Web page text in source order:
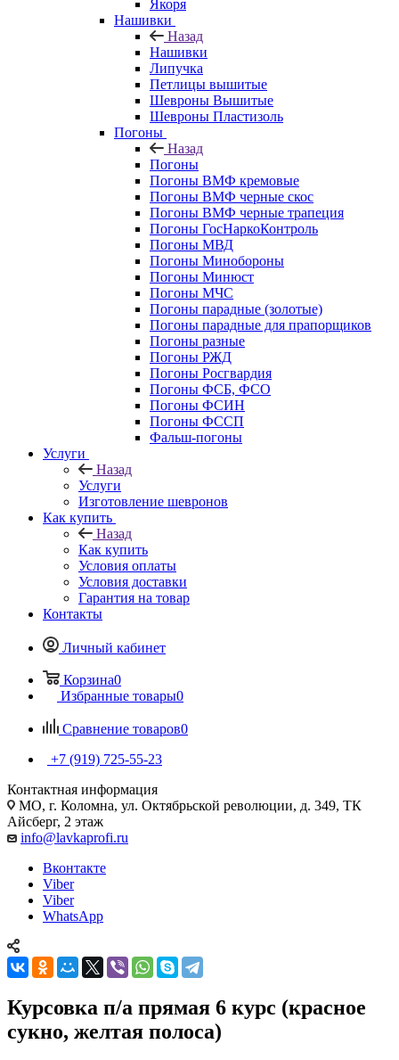
Якоря
Нашивки
Назад
Нашивки
Липучка
Петлицы вышитые
Шевроны Вышитые
Шевроны Пластизоль
Погоны
Назад
Погоны
Погоны ВМФ кремовые
Погоны ВМФ черные скос
Погоны ВМФ черные трапеция
Погоны ГосНаркоКонтроль
Погоны МВД
Погоны Минобороны
Погоны Минюст
Погоны МЧС
Погоны парадные (золотые)
Погоны парадные для прапорщиков
Погоны разные
Погоны РЖД
Погоны Росгвардия
Погоны ФСБ, ФСО
Погоны ФСИН
Погоны ФССП
Фальш-погоны
Услуги
Назад
Услуги
Изготовление шевронов
Как купить
Назад
Как купить
Условия оплаты
Условия доставки
Гарантия на товар
Контакты
Личный кабинет
Корзина0
Избранные товары0
Сравнение товаров0
+7 (919) 725-55-23
Контактная информация
МО, г. Коломна, ул. Октябрьской революции, д. 349, ТК
Айсберг, 2 этаж
info@lavkaprofi.ru
Вконтакте
Viber
Viber
WhatsApp
Курсовка п/а прямая 6 курс (красное
сукно, желтая полоса)